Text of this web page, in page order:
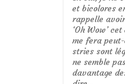
et bicolores
rappelle
‘Oh Wow’
me fera
stries sont
ne semble
davantage